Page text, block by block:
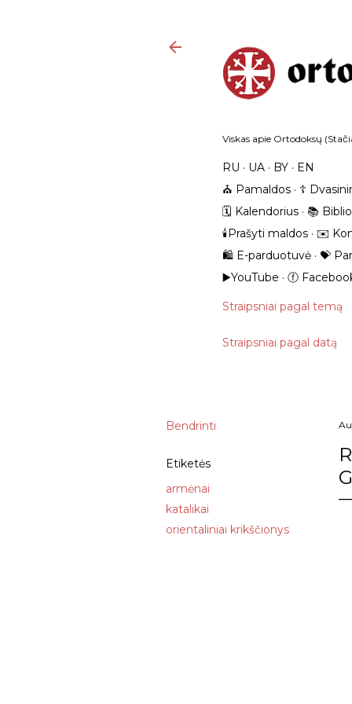
Viskas apie Ortodoksų
RU UA BY
EN
⛪️ Pamaldos
☦️
🗓️ Kalendorius
📚
🕯️Prašyti maldos
✉️
🛍️ E-parduotuvė
💝
▶️YouTube
ⓕ
Straipsniai pagal temą
Straipsniai pagal datą
Bendrinti
Etiketės
armėnai
katalikai
orientaliniai krikščionys